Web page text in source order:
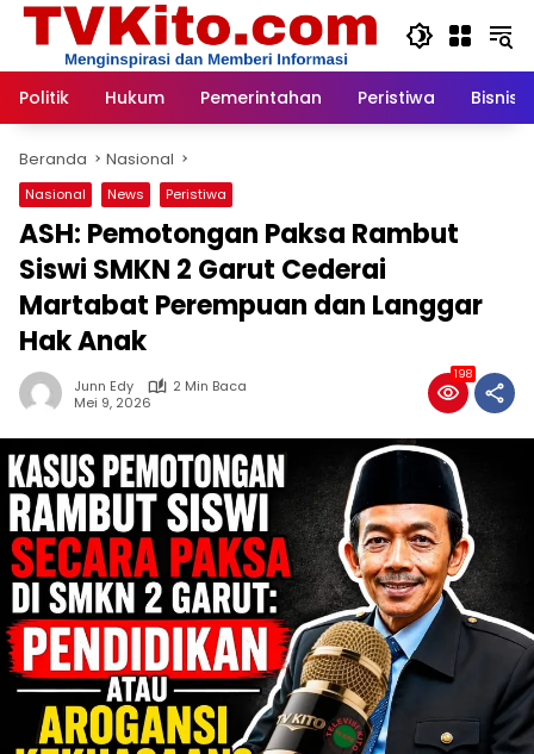
Langsung
Politik
Hukum Pemerintahan Peristiwa Bisnis
Beranda Nasional
Nasional News Peristiwa
ASH: Pemotongan Paksa Rambut
Siswi SMKN 2 Garut Cederai
Martabat Perempuan dan Langgar
Hak Anak
Junn Edy
2 Min Baca
Mei 9, 2026
198